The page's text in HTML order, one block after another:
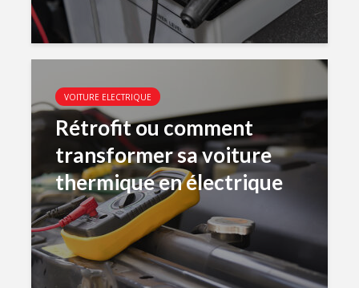
VOITURE ELECTRIQUE
Rétrofit ou comment
transformer sa voiture
thermique en électrique